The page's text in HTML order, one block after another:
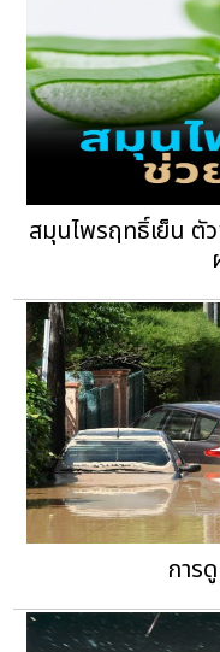
สมุนไพรฤทธิ์เย็น ตั
การ